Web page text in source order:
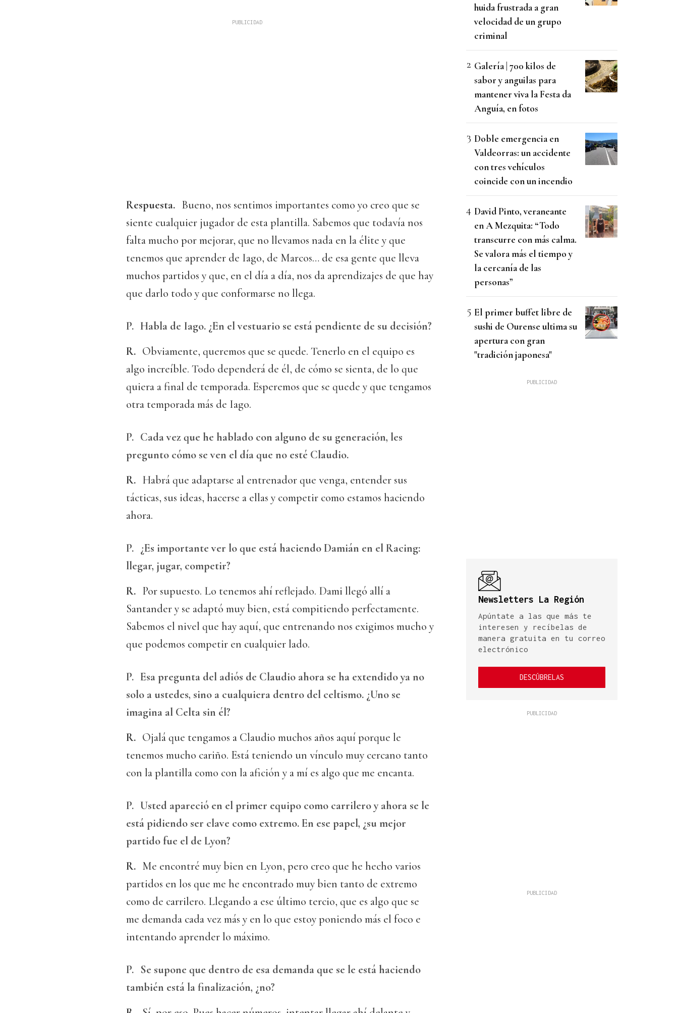
Respuesta. Bueno, nos sentimos importantes como yo creo que se
siente cualquier jugador de esta plantilla. Sabemos que todavía nos
falta mucho por mejorar, que no llevamos nada en la élite y que
tenemos que aprender de Iago, de Marcos… de esa gente que lleva
muchos partidos y que, en el día a día, nos da aprendizajes de que hay
que darlo todo y que conformarse no llega.
P. Habla de Iago. ¿En el vestuario se está pendiente de su decisión?
R. Obviamente, queremos que se quede. Tenerlo en el equipo es
algo increíble. Todo dependerá de él, de cómo se sienta, de lo que
quiera a final de temporada. Esperemos que se quede y que tengamos
otra temporada más de Iago.
P. Cada vez que he hablado con alguno de su generación, les
pregunto cómo se ven el día que no esté Claudio.
R. Habrá que adaptarse al entrenador que venga, entender sus
tácticas, sus ideas, hacerse a ellas y competir como estamos haciendo
ahora.
P. ¿Es importante ver lo que está haciendo Damián en el Racing:
llegar, jugar, competir?
R. Por supuesto. Lo tenemos ahí reflejado. Dami llegó allí a
Santander y se adaptó muy bien, está compitiendo perfectamente.
Sabemos el nivel que hay aquí, que entrenando nos exigimos mucho y
que podemos competir en cualquier lado.
P. Esa pregunta del adiós de Claudio ahora se ha extendido ya no
solo a ustedes, sino a cualquiera dentro del celtismo. ¿Uno se
imagina al Celta sin él?
R. Ojalá que tengamos a Claudio muchos años aquí porque le
tenemos mucho cariño. Está teniendo un vínculo muy cercano tanto
con la plantilla como con la afición y a mí es algo que me encanta.
P. Usted apareció en el primer equipo como carrilero y ahora se le
está pidiendo ser clave como extremo. En ese papel, ¿su mejor
partido fue el de Lyon?
R. Me encontré muy bien en Lyon, pero creo que he hecho varios
partidos en los que me he encontrado muy bien tanto de extremo
como de carrilero. Llegando a ese último tercio, que es algo que se
me demanda cada vez más y en lo que estoy poniendo más el foco e
intentando aprender lo máximo.
P. Se supone que dentro de esa demanda que se le está haciendo
también está la finalización, ¿no?
huida frustrada a gran
velocidad de un grupo
criminal
Galería | 700 kilos de
sabor y anguilas para
mantener viva la Festa da
Anguía, en fotos
Doble emergencia en
Valdeorras: un accidente
con tres vehículos
coincide con un incendio
David Pinto, veraneante
en A Mezquita: “Todo
transcurre con más calma.
Se valora más el tiempo y
la cercanía de las
personas”
El primer buffet libre de
sushi de Ourense ultima su
apertura con gran
"tradición japonesa"
Newsletters La Región
Apúntate a las que más te
interesen y recíbelas de
manera gratuita en tu correo
electrónico
DESCÚBRELAS